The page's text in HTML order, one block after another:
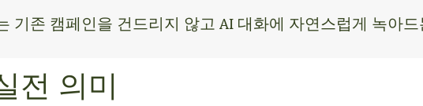
기존 캠페인을 건드리지 않고 AI 대화에 자연스럽게 녹아드
전 의미